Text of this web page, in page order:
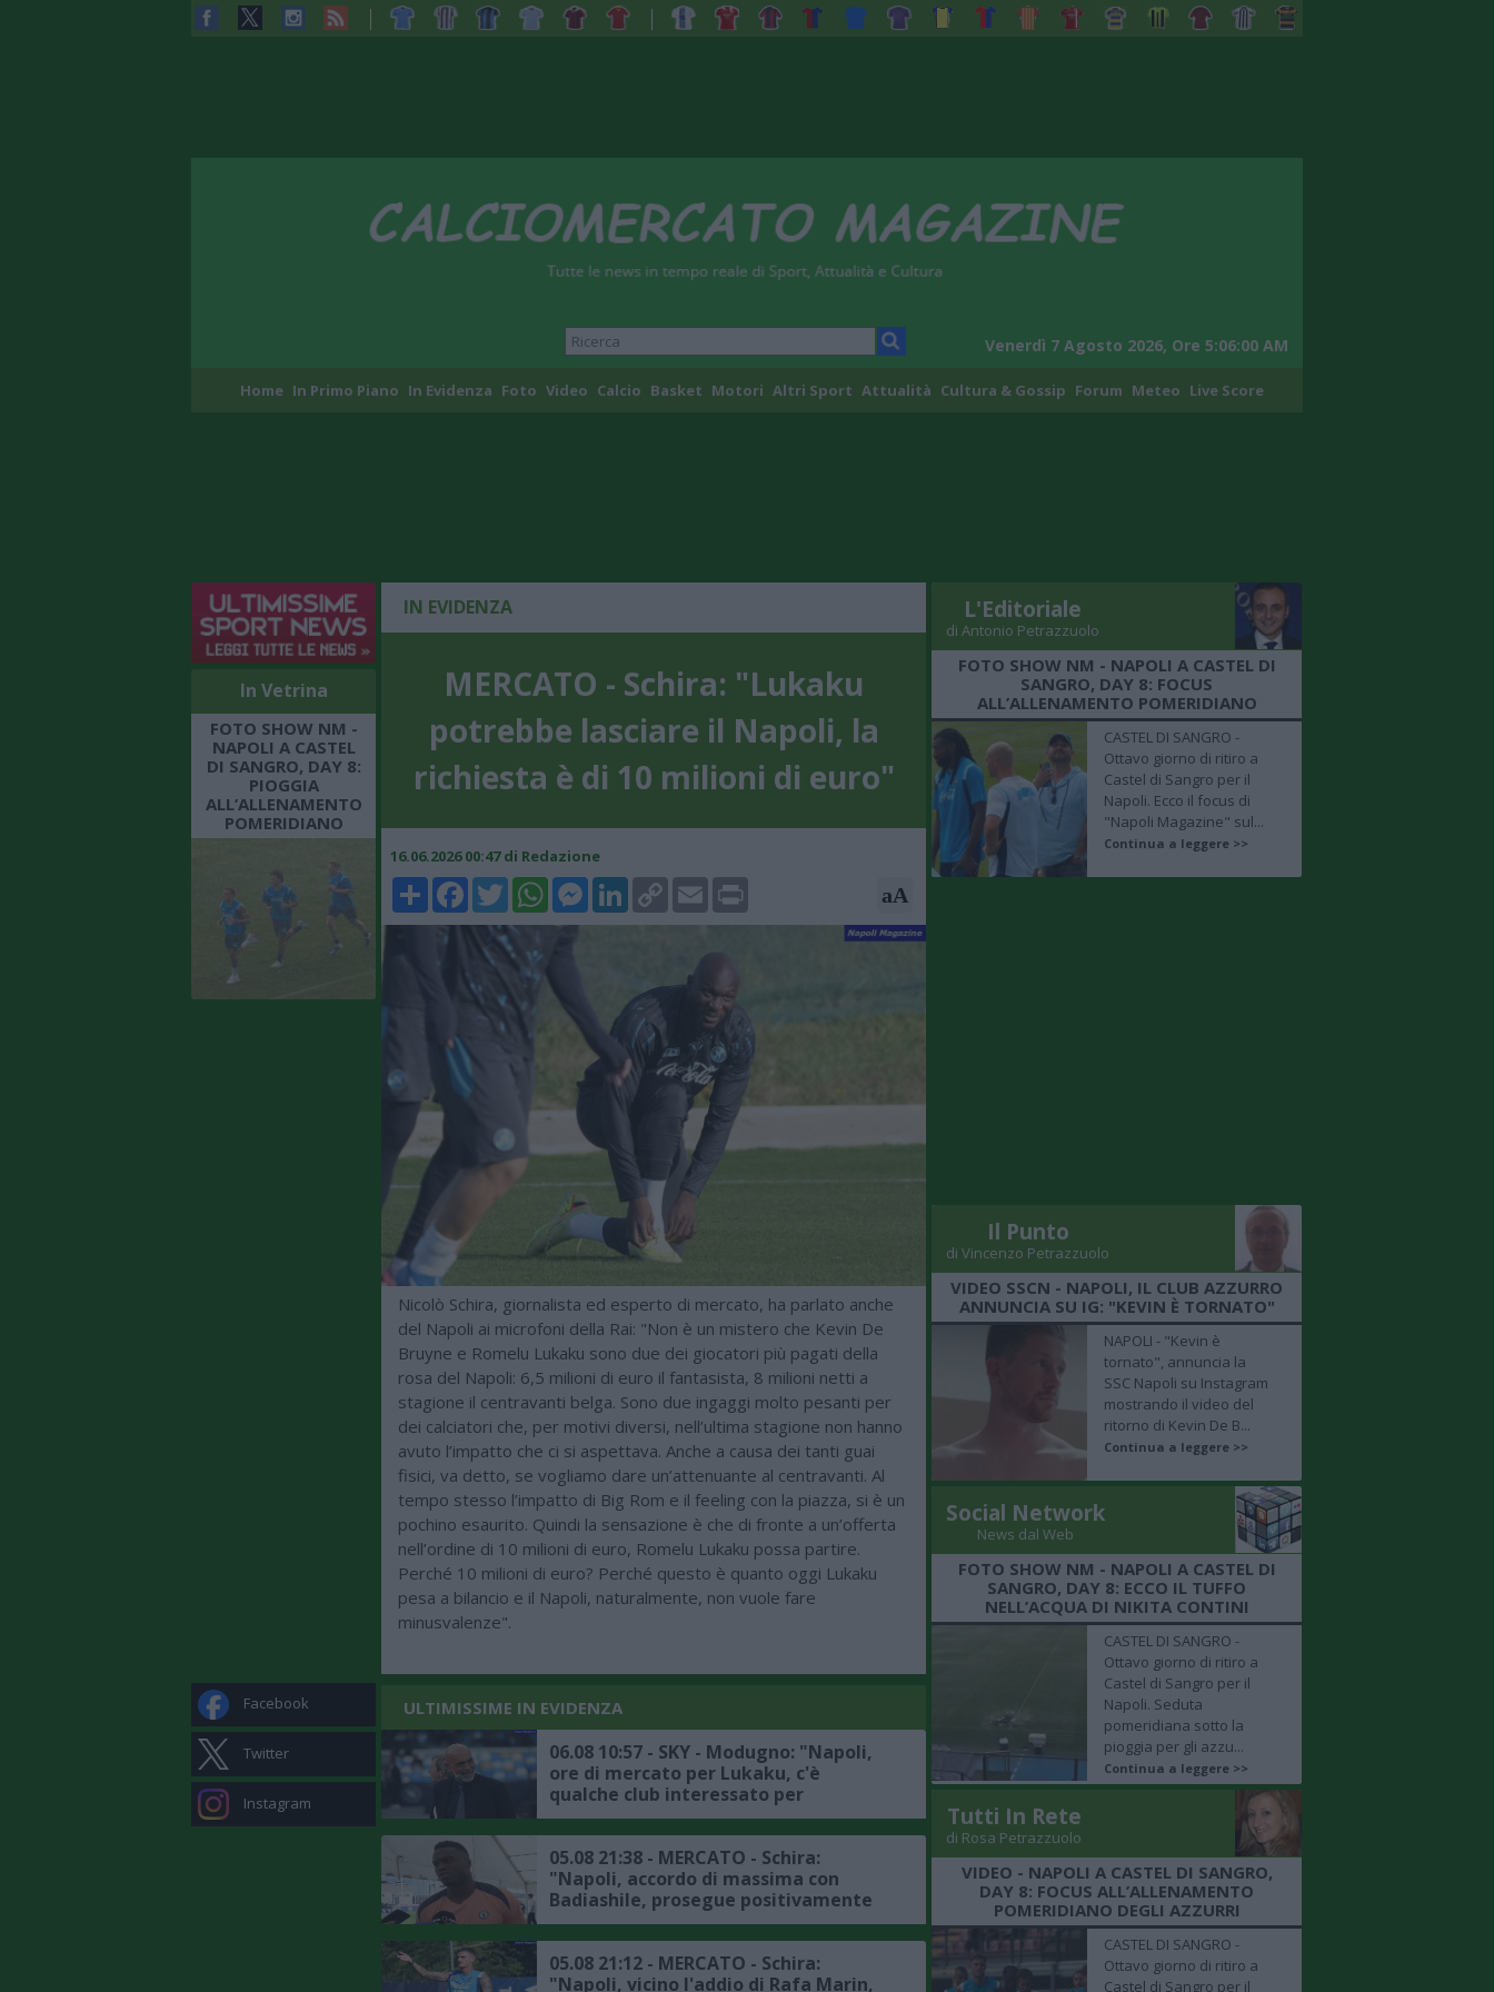
Venerdì 7 Agosto 2026, Ore 5:06:01 AM
Home In Primo Piano In Evidenza Foto Video Calcio Basket Motori Altri Sport Attualità Cultura & Gossip Forum Meteo Live Score
In Vetrina
FOTO SHOW NM -
NAPOLI A CASTEL
DI SANGRO, DAY 8:
PIOGGIA
ALL’ALLENAMENTO
POMERIDIANO
Facebook
Twitter
Instagram
IN EVIDENZA
MERCATO - Schira: "Lukaku
potrebbe lasciare il Napoli, la
richiesta è di 10 milioni di euro"
16.06.2026 00:47 di Redazione
ShareFacebookTwitterWhatsAppMessenger
LinkedIn
Copy
Link
Email Print aA
Nicolò Schira, giornalista ed esperto di mercato, ha parlato anche
del Napoli ai microfoni della Rai: "Non è un mistero che Kevin De
Bruyne e Romelu Lukaku sono due dei giocatori più pagati della
rosa del Napoli: 6,5 milioni di euro il fantasista, 8 milioni netti a
stagione il centravanti belga. Sono due ingaggi molto pesanti per
dei calciatori che, per motivi diversi, nell’ultima stagione non hanno
avuto l’impatto che ci si aspettava. Anche a causa dei tanti guai
fisici, va detto, se vogliamo dare un’attenuante al centravanti. Al
tempo stesso l’impatto di Big Rom e il feeling con la piazza, si è un
pochino esaurito. Quindi la sensazione è che di fronte a un’offerta
nell’ordine di 10 milioni di euro, Romelu Lukaku possa partire.
Perché 10 milioni di euro? Perché questo è quanto oggi Lukaku
pesa a bilancio e il Napoli, naturalmente, non vuole fare
minusvalenze".
ULTIMISSIME IN EVIDENZA
06.08 10:57 - SKY - Modugno: "Napoli,
ore di mercato per Lukaku, c'è
qualche club interessato per
l'attaccante belga, l'Atlanta non è in
pole"
05.08 21:38 - MERCATO - Schira:
"Napoli, accordo di massima con
Badiashile, prosegue positivamente
la trattativa con il Chelsea, ecco i
dettagli"
05.08 21:12 - MERCATO - Schira:
"Napoli, vicino l'addio di Rafa Marin,
L'Editoriale
di Antonio Petrazzuolo
FOTO SHOW NM - NAPOLI A CASTEL DI
SANGRO, DAY 8: FOCUS
ALL’ALLENAMENTO POMERIDIANO
CASTEL DI SANGRO -
Ottavo giorno di ritiro a
Castel di Sangro per il
Napoli. Ecco il focus di
"Napoli Magazine" sul...
Continua a leggere >>
Il Punto
di Vincenzo Petrazzuolo
VIDEO SSCN - NAPOLI, IL CLUB AZZURRO
ANNUNCIA SU IG: "KEVIN È TORNATO"
NAPOLI - "Kevin è
tornato", annuncia la
SSC Napoli su Instagram
mostrando il video del
ritorno di Kevin De B...
Continua a leggere >>
Social Network
News dal Web
FOTO SHOW NM - NAPOLI A CASTEL DI
SANGRO, DAY 8: ECCO IL TUFFO
NELL’ACQUA DI NIKITA CONTINI
CASTEL DI SANGRO -
Ottavo giorno di ritiro a
Castel di Sangro per il
Napoli. Seduta
pomeridiana sotto la
pioggia per gli azzu...
Continua a leggere >>
Tutti In Rete
di Rosa Petrazzuolo
VIDEO - NAPOLI A CASTEL DI SANGRO,
DAY 8: FOCUS ALL’ALLENAMENTO
POMERIDIANO DEGLI AZZURRI
CASTEL DI SANGRO -
Ottavo giorno di ritiro a
Castel di Sangro per il